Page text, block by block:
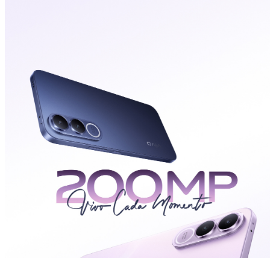
Panama | Seleccione país/región